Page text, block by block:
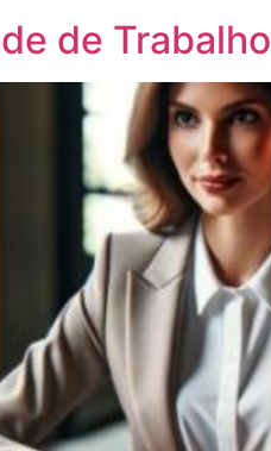
de Trabalho